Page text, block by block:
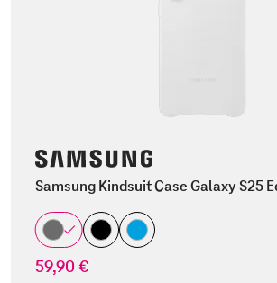
Samsung Kindsuit Case Galaxy S25
59,90 €